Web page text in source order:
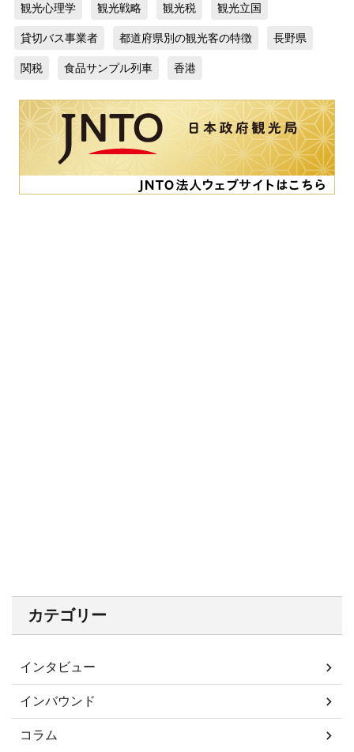
観光心理学 観光戦略 観光税 観光立国
貸切バス事業者 都道府県別の観光客の特徴 長野県
関税 食品サンプル列車 香港
カテゴリー
インタビュー
インバウンド
コラム